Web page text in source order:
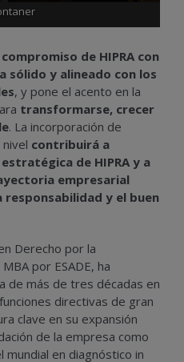
de HIPRA con
sólido y alineado con los
, y pone el acento en la
transformarse, crecer
. La incorporación de
contribuirá a
de HIPRA y a
empresarial
responsabilidad y el buen
Derecho por la
por ESADE, ha
de más de tres décadas en
directivas de gran
clave en su expansión
de la empresa como
mundial en diagnóstico in